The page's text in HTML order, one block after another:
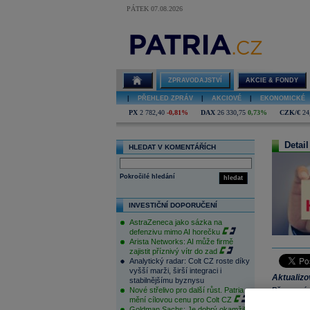
PÁTEK 07.08.2026
ZPRAVODAJSTVÍ AKCIE & FONDY
PŘEHLED ZPRÁV AKCIOVÉ EKONOMICKÉ
PX 2 782,40 -0,81% DAX 26 330,75 0,73% CZK/€
HLEDAT V KOMENTÁŘÍCH
hledat
Pokročilé hledání
INVESTIČNÍ DOPORUČENÍ
AstraZeneca jako sázka na
defenzivu mimo AI horečku
Arista Networks: AI může firmě
zajistit příznivý vítr do zad
Analytický radar: Colt CZ roste díky
vyšší marži, širší integraci i
stabilnějšímu byznysu
Nové střelivo pro další růst. Patria
mění cílovou cenu pro Colt CZ
Březnová